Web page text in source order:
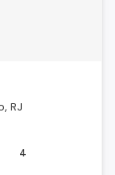
RJ
4